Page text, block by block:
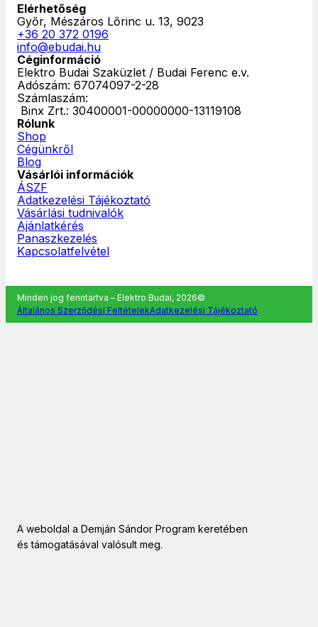
Elérhetőség
Győr, Mészáros Lőrinc u. 13, 9023
+36 20 372 0196
info@ebudai.hu
Céginformáció
Elektro Budai Szaküzlet / Budai Ferenc e.v.
Adószám: 67074097-2-28
Számlaszám:
‎ Binx Zrt.: 30400001-00000000-13119108
Rólunk
Shop
Cégünkről
Blog
Vásárlói információk
ÁSZF
Adatkezelési Tájékoztató
Vásárlási tudnivalók
Ajánlatkérés
Panaszkezelés
Kapcsolatfelvétel
Minden jog fenntartva – Elektro Budai, 2026©
Általános Szerződési FeltételekAdatkezelési Tájékoztató
A weboldal a Demján Sándor Program keretében
és támogatásával valósult meg.